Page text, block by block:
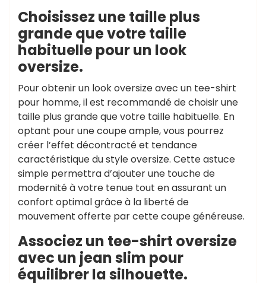
Choisissez une taille plus
grande que votre taille
habituelle pour un look
oversize.
Pour obtenir un look oversize avec un tee-shirt
pour homme, il est recommandé de choisir une
taille plus grande que votre taille habituelle. En
optant pour une coupe ample, vous pourrez
créer l’effet décontracté et tendance
caractéristique du style oversize. Cette astuce
simple permettra d’ajouter une touche de
modernité à votre tenue tout en assurant un
confort optimal grâce à la liberté de
mouvement offerte par cette coupe généreuse.
Associez un tee-shirt oversize
avec un jean slim pour
équilibrer la silhouette.